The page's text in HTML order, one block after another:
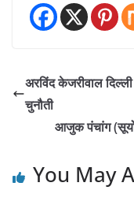
अरविंद केजरीवाल
चुनौती
आजुक पंचांग
You May